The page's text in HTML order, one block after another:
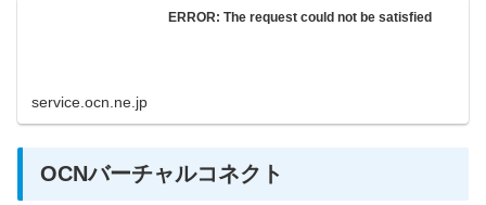
ERROR: The request could not be satisfied
service.ocn.ne.jp
OCNバーチャルコネクト